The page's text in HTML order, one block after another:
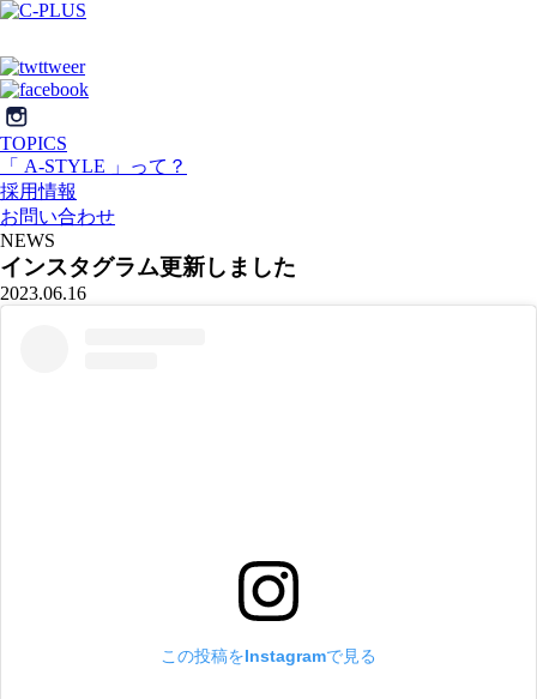
TOPICS
「 A-STYLE 」って？
採用情報
お問い合わせ
NEWS
インスタグラム更新しました
2023.06.16
この投稿をInstagramで見る